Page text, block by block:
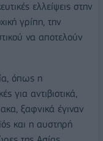
ελλείψεις στην
γρίπη, την
να αποτελούν
όπως η
για αντιβιοτικά,
ξαφνικά έγιναν
και η αυστηρή